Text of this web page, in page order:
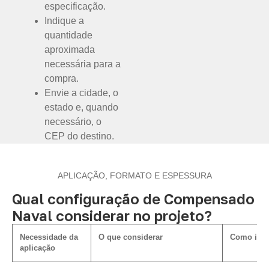
especificação.
Indique a
quantidade
aproximada
necessária para a
compra.
Envie a cidade, o
estado e, quando
necessário, o
CEP do destino.
APLICAÇÃO, FORMATO E ESPESSURA
Qual configuração de Compensado
Naval considerar no projeto?
Necessidade da
aplicação
O que considerar Como